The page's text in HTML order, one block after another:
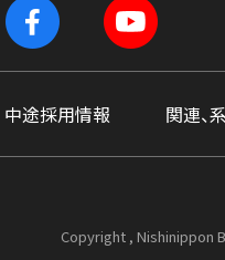
中途採用情報 関連、
Copyright , Nishinippon